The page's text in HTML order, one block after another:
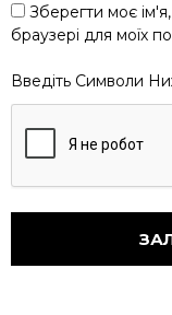
Зберегти моє
браузері для моїх
Введіть Символи